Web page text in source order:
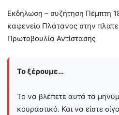
Εκδήλωση – συζήτηση Πέμπτη
καφενείο Πλάτανος στην
Πρωτοβουλία Αντίστασης
Το ξέρουμε…
Το να βλέπετε αυτά τα
κουραστικό. Και να είστε